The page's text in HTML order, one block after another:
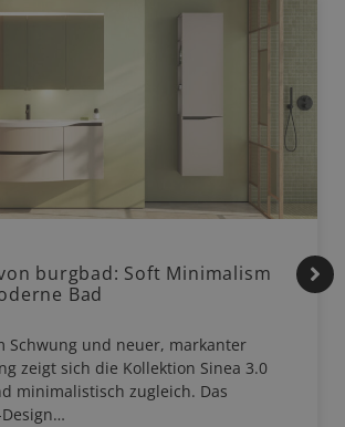
burgbad: Soft Minimalism
Bad
Schwung und neuer, markanter
zeigt sich die Kollektion Sinea 3.0
minimalistisch zugleich. Das